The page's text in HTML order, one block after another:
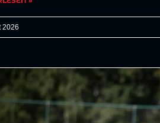
2026